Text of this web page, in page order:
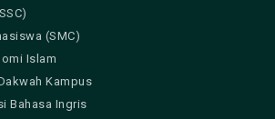
(SMC)
Islam
Kampus
Bahasa Ingris